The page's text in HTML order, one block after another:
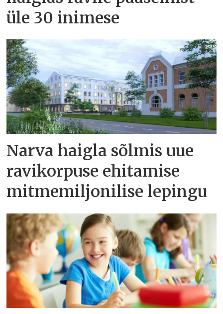
üle 30 inimese
Narva haigla sõlmis uue
ravikorpuse ehitamise
mitmemiljonilise lepingu